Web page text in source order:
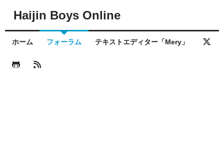
Haijin Boys Online
ホーム フォーラム テキストエディター「Mery」